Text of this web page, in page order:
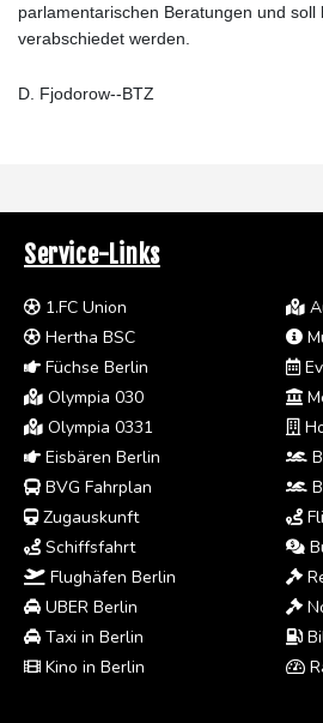
parlamentarischen Beratungen und soll
verabschiedet werden.
D. Fjodorow--BTZ
Service-Links
1.FC Union
Hertha BSC
Füchse Berlin
Olympia 030
Olympia 0331
Eisbären Berlin
BVG Fahrplan
Zugauskunft
Schiffsfahrt
Flughäfen Berlin
UBER Berlin
Taxi in Berlin
Kino in Berlin